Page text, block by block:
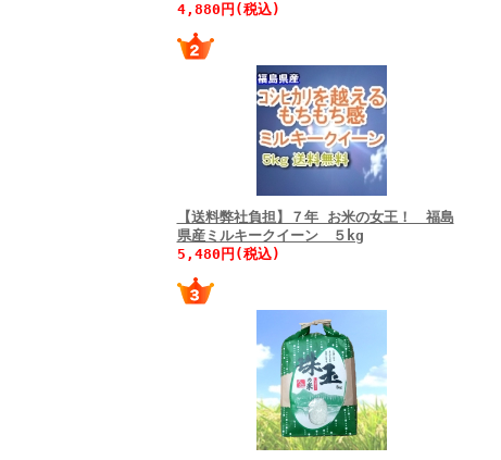
4,880円(税込)
【送料弊社負担】７年 お米の女王！ 福島
県産ミルキークイーン ５kg
5,480円(税込)